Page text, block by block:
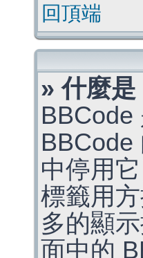
回頂端
» 什麼
BBCode
BBCode
中停用
標籤用
多的顯
面中的